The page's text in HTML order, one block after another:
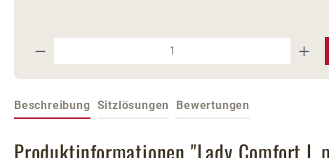
Produkt Anzahl: Gib den
Beschreibung Sitzlösungen Bewertungen
Produktinformationen "Lady Comfort